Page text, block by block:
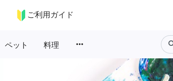
ご利用ガイド
ペット 料理 more_horiz